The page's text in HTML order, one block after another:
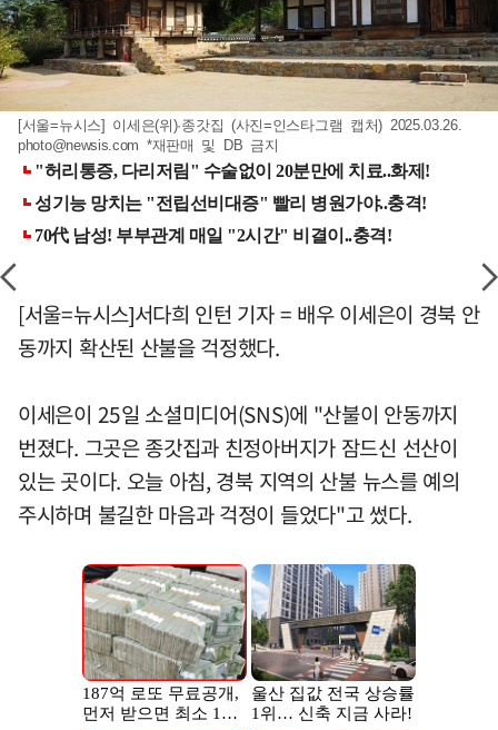
[서울=뉴시스] 이세은(위)·종갓집 (사진=인스타그램 캡처) 2025.03.26.
photo@newsis.com *재판매 및 DB 금지
[서울=뉴시스]서다희 인턴 기자 = 배우 이세은이 경북 안
동까지 확산된 산불을 걱정했다.
이세은이 25일 소셜미디어(SNS)에 "산불이 안동까지
번졌다. 그곳은 종갓집과 친정아버지가 잠드신 선산이
있는 곳이다. 오늘 아침, 경북 지역의 산불 뉴스를 예의
주시하며 불길한 마음과 걱정이 들었다"고 썼다.